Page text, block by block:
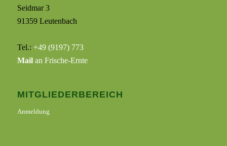
Seidmar 3
91359 Leutenbach
Tel.: +49 (9197) 773
Mailan Frische-Ernte
MITGLIEDERBEREICH
Anmeldung